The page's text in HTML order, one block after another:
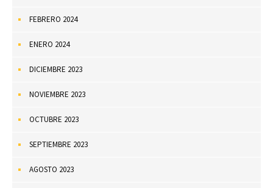
FEBRERO 2024
ENERO 2024
DICIEMBRE 2023
NOVIEMBRE 2023
OCTUBRE 2023
SEPTIEMBRE 2023
AGOSTO 2023